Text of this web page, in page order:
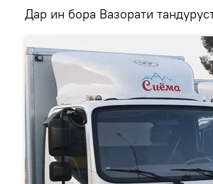
Дар ин бора Вазорати